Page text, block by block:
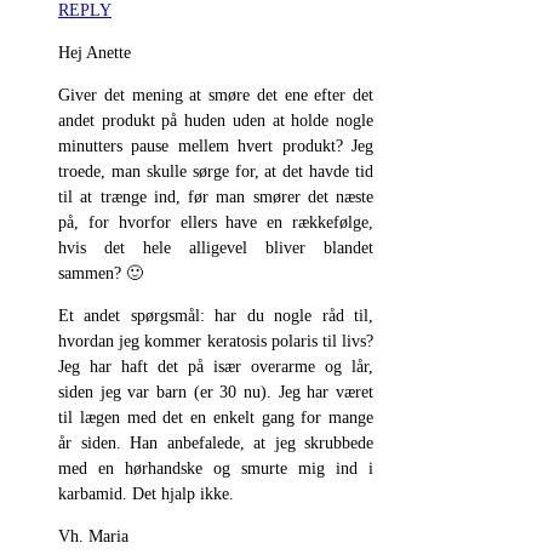
REPLY
Hej Anette
Giver det mening at smøre det ene efter det
andet produkt på huden uden at holde nogle
minutters pause mellem hvert produkt? Jeg
troede, man skulle sørge for, at det havde tid
til at trænge ind, før man smører det næste
på, for hvorfor ellers have en rækkefølge,
hvis det hele alligevel bliver blandet
sammen? 🙂
Et andet spørgsmål: har du nogle råd til,
hvordan jeg kommer keratosis polaris til livs?
Jeg har haft det på især overarme og lår,
siden jeg var barn (er 30 nu). Jeg har været
til lægen med det en enkelt gang for mange
år siden. Han anbefalede, at jeg skrubbede
med en hørhandske og smurte mig ind i
karbamid. Det hjalp ikke.
Vh. Maria